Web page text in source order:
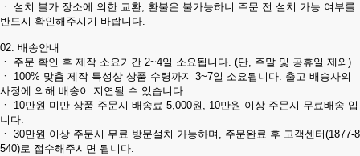
ㆍ 설치 불가 장소에 의한 교환, 환불은 불가능하니 주문 전 설치 가능 여부를
반드시 확인해주시기 바랍니다.
02. 배송안내
ㆍ 주문 확인 후 제작 소요기간 2~4일 소요됩니다. (단, 주말 및 공휴일 제외)
ㆍ 100% 맞춤 제작 특성상 상품 수령까지 3~7일 소요됩니다. 출고 배송사의
사정에 의해 배송이 지연될 수 있습니다.
ㆍ 10만원 미만 상품 주문시 배송료 5,000원, 10만원 이상 주문시 무료배송 입
니다.
ㆍ 30만원 이상 주문시 무료 방문설치 가능하며, 주문완료 후 고객센터(1877-8
540)로 접수해주시면 됩니다.